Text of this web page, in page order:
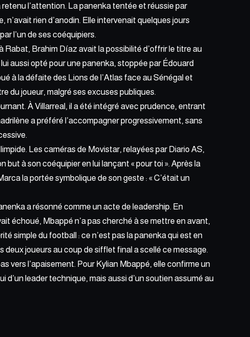
retenu l’attention. La panenka tentée et réussie par
rien d’anodin. Elle intervenait quelques jours
l’un de ses coéquipiers.
Rabat, Brahim Díaz avait la possibilité d’offrir le titre au
aussi opté pour une panenka, stoppée par Édouard
à la défaite des Lions de l’Atlas face au Sénégal et
du joueur, malgré ses excuses publiques.
À Villarreal, il a été intégré avec prudence, entrant
a préféré l’accompagner progressivement, sans
Les caméras de Movistar, relayées par Diario AS,
but à son coéquipier en lui lançant « pour toi ». Après la
la portée symbolique de son geste : « C’était un
a résonné comme un acte de leadership. En
échoué, Mbappé n’a pas cherché à se mettre en avant,
simple du football : ce n’est pas la panenka qui est en
deux joueurs au coup de sifflet final a scellé ce message.
vers l’apaisement. Pour Kylian Mbappé, elle confirme un
d’un leader technique, mais aussi d’un soutien assumé au